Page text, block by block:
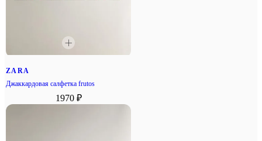
ZARA
Джаккардовая салфетка frutos
1970 ₽